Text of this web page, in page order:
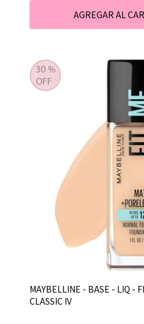
MAYBELLINE - BASE - LIQ -
CLASSIC IV